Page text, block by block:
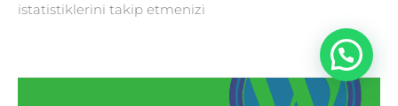
istatistiklerini takip etmenizi